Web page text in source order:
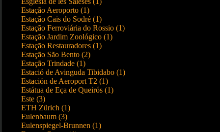
Estação Aeroporto (1)
Estação Cais do Sodré (1)
Estação Ferroviária do Rossio (1)
Estação Jardim Zoológico (1)
Estação Restauradores (1)
Estação São Bento (2)
Estação Trindade (1)
Estació de Avinguda Tibidabo (1)
Estación de Aeroport T2 (1)
Estátua de Eça de Queirós (1)
Este (3)
ETH Zürich (1)
Eulenbaum (3)
Eulenspiegel-Brunnen (1)